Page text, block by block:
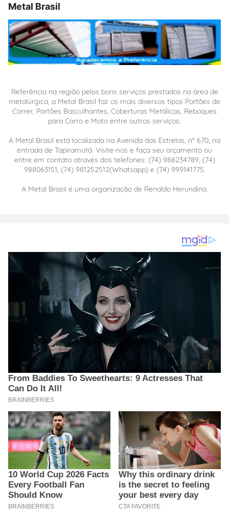
Metal Brasil
Referência na região pelos bons serviços prestados na área de
metalúrgica, a Metal Brasil faz os mais diversos tipos Portões de
Correr, Portões Basculhantes, Coberturas Metálicas, Reboques
para Carro e Moto entre outros serviços.
A Metal Brasil está localizada na Avenida das Estrelas, nº 670, na
entrada de Tapiramutá. Visite-nos e faça seu orçamento ou
entre em contato através dos telefones: (74) 988234789, (74)
988063151, (74) 981252512(Whatsapp) e (74) 999141775.
A Metal Brasil é uma organização de Renaldo Herundino.